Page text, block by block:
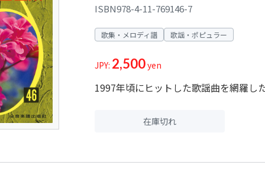
ISBN978-4-11-769146-7
歌集・メロディ譜 歌謡・ポピュラー
JPY: 2,500yen
1997年頃にヒットした歌謡曲を網羅し
在庫切れ